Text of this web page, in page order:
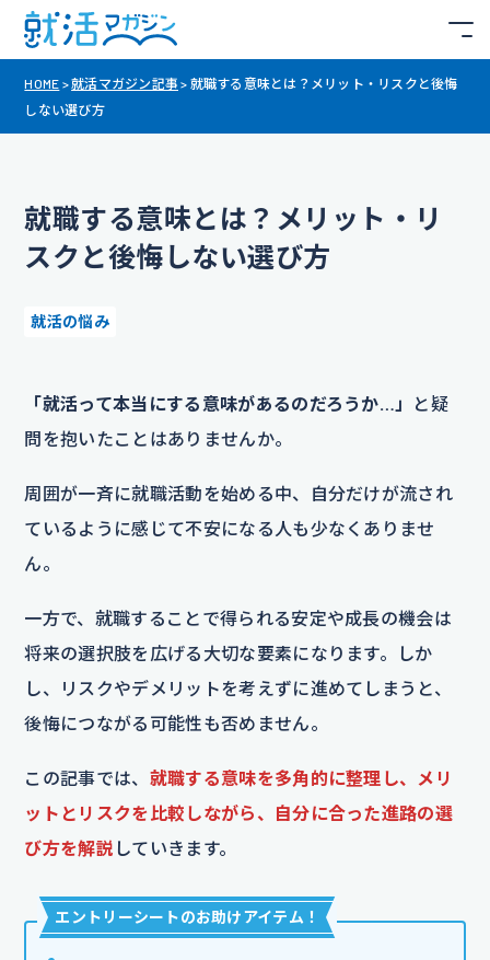
HOME >就活マガジン記事 > 就職する意味とは？メリット・リスクと後悔
しない選び方
就職する意味とは？メリット・リ
スクと後悔しない選び方
就活の悩み
「就活って本当にする意味があるのだろうか…」
と疑
問を抱いたことはありませんか。
周囲が一斉に就職活動を始める中、自分だけが流され
ているように感じて不安になる人も少なくありませ
ん。
一方で、就職することで得られる安定や成長の機会は
将来の選択肢を広げる大切な要素になります。しか
し、リスクやデメリットを考えずに進めてしまうと、
後悔につながる可能性も否めません。
この記事では、 就職する意味を多角的に整理し、メリ
ットとリスクを比較しながら、自分に合った進路の選
び方を解説 していきます。
エントリーシートのお助けアイテム ！